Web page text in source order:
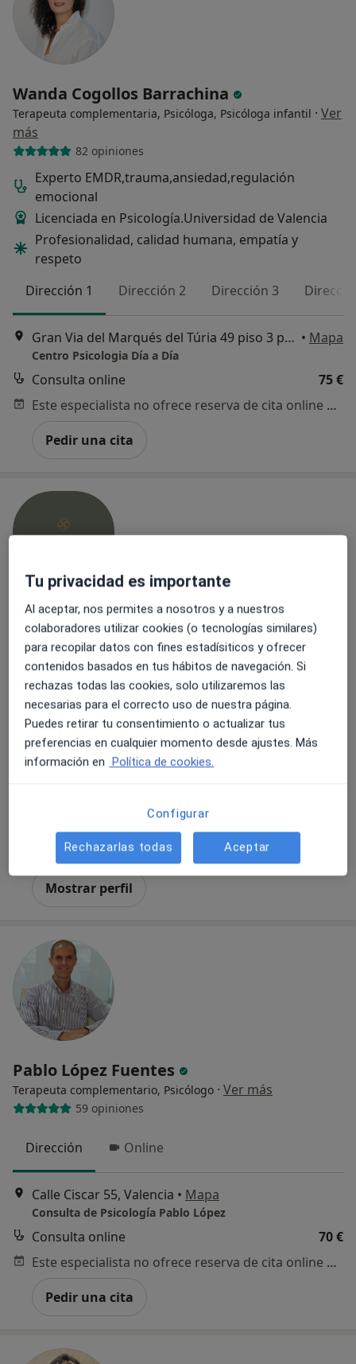
Wanda Cogollos Barrachina
Terapeuta complementaria, Psicóloga, Psicóloga infantil · Ver
más
82 opiniones
Experto EMDR,trauma,ansiedad,regulación
emocional
Licenciada en Psicología.Universidad de Valencia
Profesionalidad, calidad humana, empatía y
respeto
Dirección 1
Dirección 2 Dirección 3
Gran Via del Marqués del Túria 49 piso 3 puerta 10, Valencia • Mapa
Centro Psicologia Día a Día
Consulta online
75 €
Este especialista no ofrece reserva de cita online en esta dirección.
Pedir una cita
Opción de pago online
SENSTETIC
Médico estético, Especialista en medicina regenerativa
519 opiniones
Plaza del Ayuntamiento 19, Valencia• Mapa
SENSTETIC
Mostrar perfil
Pablo López Fuentes
Terapeuta complementario, Psicólogo · Ver más
59 opiniones
Dirección Online
Calle Ciscar 55, Valencia • Mapa
Consulta de Psicología Pablo López
Consulta online
70 €
Este especialista no ofrece reserva de cita online en esta dirección.
Pedir una cita
Tu privacidad es importante
Al aceptar, nos permites a nosotros y a nuestros
colaboradores utilizar cookies (o tecnologías similares)
para recopilar datos con fines estadísiticos y ofrecer
contenidos basados en tus hábitos de navegación. Si
rechazas todas las cookies, solo utilizaremos las
necesarias para el correcto uso de nuestra página.
Puedes retirar tu consentimiento o actualizar tus
preferencias en cualquier momento desde ajustes. Más
información en Política de cookies.
Configurar
Rechazarlas todas Aceptar